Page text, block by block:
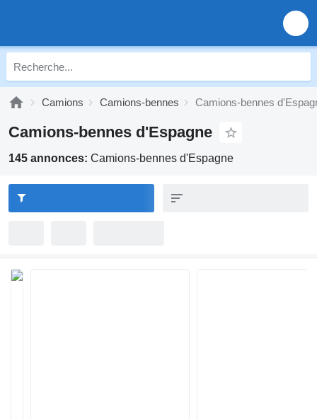
Camions Camions-bennes Camions-bennes
Camions-bennes d'Espagne
145 annonces: Camions-bennes d'Espagne